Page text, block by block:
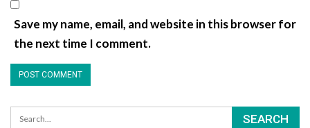
Save my name, email, and website in this browser for
the next time I comment.